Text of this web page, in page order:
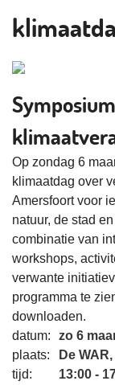
Op zondag 6
klimaatdag over
Amersfoort voor
natuur, de stad
combinatie van
workshops,
verwante
programma te
downloaden.
datum:
zo 6
plaats:
De
tijd:
13:00 -